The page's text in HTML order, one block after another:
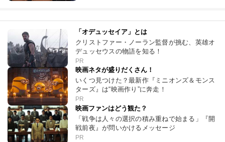
「オデュッセイア」とは
クリストファー・ノーラン監督が挑む、英雄オ
デュッセウスの物語を知る！
PR
映画ネタが盛りだくさん！
いくつ見つけた？最新作『ミニオンズ＆モンス
ターズ』は“映画作り”に奔走！
PR
映画ファンはどう観た？
「戦争は人々の選択の積み重ねで始まる」『開
戦前夜』が問いかけるメッセージ
PR